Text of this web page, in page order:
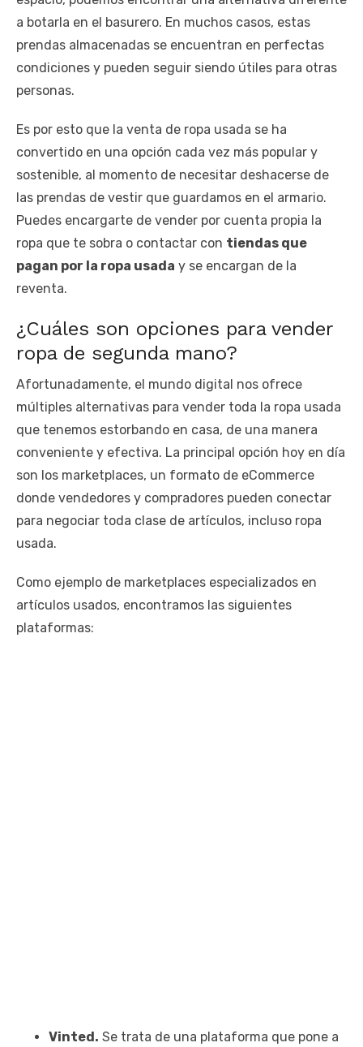
a botarla en el basurero. En muchos casos, estas
prendas almacenadas se encuentran en perfectas
condiciones y pueden seguir siendo útiles para otras
personas.
Es por esto que la venta de ropa usada se ha
convertido en una opción cada vez más popular y
sostenible, al momento de necesitar deshacerse de
las prendas de vestir que guardamos en el armario.
Puedes encargarte de vender por cuenta propia la
ropa que te sobra o contactar con tiendas que
pagan por la ropa usada y se encargan de la
reventa.
¿Cuáles son opciones para vender
ropa de segunda mano?
Afortunadamente, el mundo digital nos ofrece
múltiples alternativas para vender toda la ropa usada
que tenemos estorbando en casa, de una manera
conveniente y efectiva. La principal opción hoy en día
son los marketplaces, un formato de eCommerce
donde vendedores y compradores pueden conectar
para negociar toda clase de artículos, incluso ropa
usada.
Como ejemplo de marketplaces especializados en
artículos usados, encontramos las siguientes
plataformas:
Vinted. Se trata de una plataforma que pone a